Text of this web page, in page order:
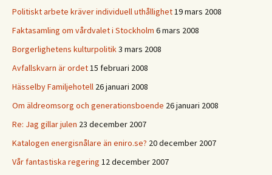
Politiskt arbete kräver individuell uthållighet19 mars 2008
Faktasamling om vårdvalet i Stockholm 6 mars 2008
Borgerlighetens kulturpolitik3 mars 2008
Avfallskvarn är ordet15 februari 2008
Hässelby Familjehotell 26 januari 2008
Om äldreomsorg och generationsboende 26 januari 2008
Re: Jag gillar julen 23 december 2007
Katalogen energisnålare än eniro.se? 20 december 2007
Vår fantastiska regering 12 december 2007